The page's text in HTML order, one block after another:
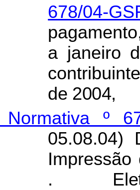
678/04-
a janeiro
de 2004,
Normativa º
05.08.04)
.